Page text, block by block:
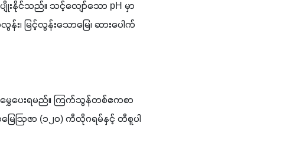
ျိုးနိုင်သည်။ သင့်လျော်သော pH မှာ
း၊ မြင့်လွန်းသောမြေ၊ ဆားပေါက်
မွှေပေးရမည်။ ကြက်သွန်တစ်ဧကစာ
ြေဩဇာ (၁၂၀) ကီလိုဂရမ်နှင့် တီစူပါ